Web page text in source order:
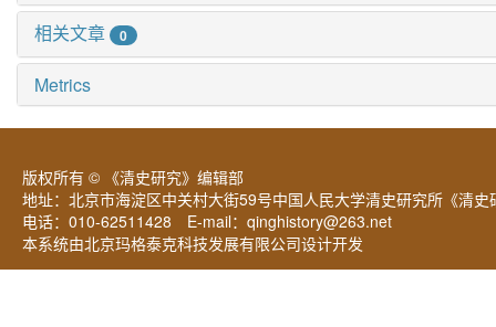
相关文章
0
Metrics
版权所有 © 《清史研究》编辑部
地址：北京市海淀区中关村大街59号中国人民大学清史研究所《
电话：010-62511428 E-mail： qinghistory@263.net
本系统由北京玛格泰克科技发展有限公司设计开发